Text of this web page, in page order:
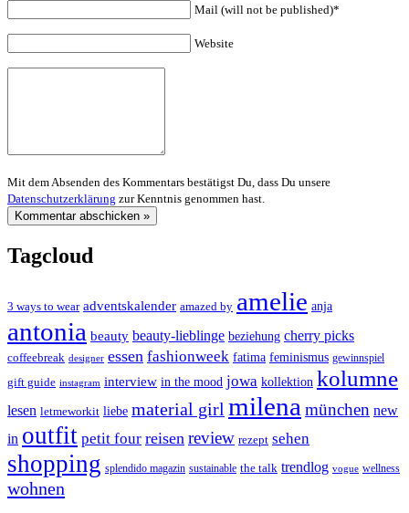
Mail (will not be published)*
Website
Mit dem Absenden des Kommentars bestätigst Du, dass Du unsere
Datenschutzerklärung zur Kenntnis genommen hast.
Tagcloud
3 ways to wear adventskalender amazed by amelie anja
antonia beauty beauty-lieblinge beziehung cherry picks
coffeebreak designer essen fashionweek fatima feminismus gewinnspiel
gift guide instagram interview in the mood jowa kollektion kolumne
lesen letmeworkit liebe material girl milena münchen new
in outfit petit four reisen review rezept sehen
shopping splendido magazin sustainable the talk trendlog vogue wellness
wohnen